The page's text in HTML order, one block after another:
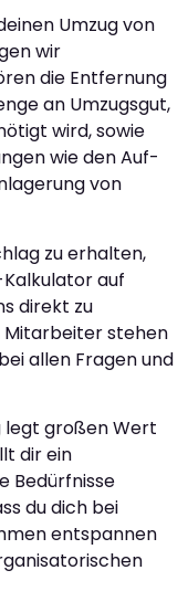
Umzug von
wir
die Entfernung
an Umzugsgut,
wird, sowie
wie den Auf-
von
zu erhalten,
auf
direkt zu
Mitarbeiter stehen
allen Fragen und
legt großen Wert
dir ein
Bedürfnisse
du dich bei
entspannen